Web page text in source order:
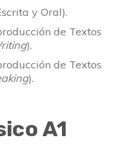
y Oral).
de Textos
).
de Textos
).
A1